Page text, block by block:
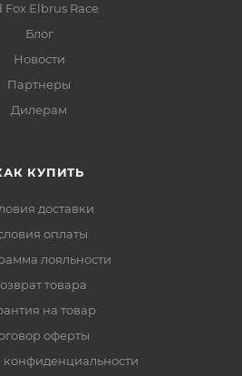
Fox Elbrus Race
Блог
Новости
Партнеры
Дилерам
КУПИТЬ
доставки
оплаты
лояльности
товара
на товар
оферты
конфиденциальности